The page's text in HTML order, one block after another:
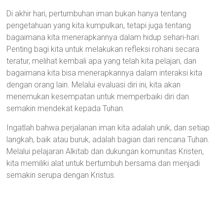
Di akhir hari, pertumbuhan iman bukan hanya tentang
pengetahuan yang kita kumpulkan, tetapi juga tentang
bagaimana kita menerapkannya dalam hidup sehari-hari.
Penting bagi kita untuk melakukan refleksi rohani secara
teratur, melihat kembali apa yang telah kita pelajari, dan
bagaimana kita bisa menerapkannya dalam interaksi kita
dengan orang lain. Melalui evaluasi diri ini, kita akan
menemukan kesempatan untuk memperbaiki diri dan
semakin mendekat kepada Tuhan.
Ingatlah bahwa perjalanan iman kita adalah unik, dan setiap
langkah, baik atau buruk, adalah bagian dari rencana Tuhan.
Melalui pelajaran Alkitab dan dukungan komunitas Kristen,
kita memiliki alat untuk bertumbuh bersama dan menjadi
semakin serupa dengan Kristus.